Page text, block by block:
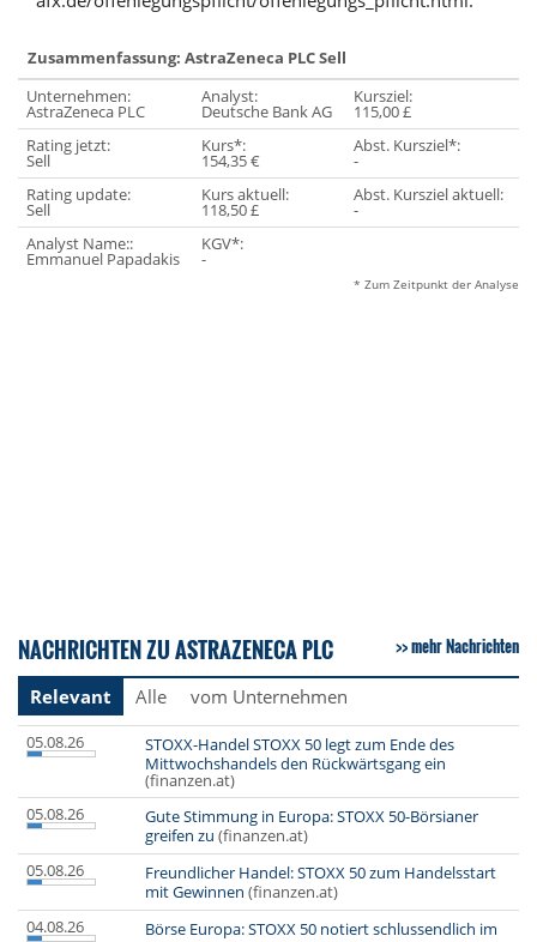
Zusammenfassung: AstraZeneca PLC Sell
Unternehmen:
AstraZeneca PLC
Analyst:
Deutsche Bank AG
Kursziel:
115,00 £
Rating jetzt:
Sell
Kurs*:
154,35 €
Abst. Kursziel*:
-
Rating update:
Sell
Kurs aktuell:
118,50 £
Abst. Kursziel aktuell:
-
Analyst Name::
Emmanuel Papadakis
KGV*:
-
* Zum Zeitpunkt der Analyse
NACHRICHTEN ZU ASTRAZENECA PLC mehr Nachrichten
Relevant Alle vom Unternehmen
05.08.26
STOXX-Handel STOXX 50 legt zum Ende des
Mittwochshandels den Rückwärtsgang ein
(finanzen.at)
05.08.26
Gute Stimmung in Europa: STOXX 50-Börsianer
greifen zu (finanzen.at)
05.08.26
Freundlicher Handel: STOXX 50 zum Handelsstart
mit Gewinnen (finanzen.at)
04.08.26
Börse Europa: STOXX 50 notiert schlussendlich im